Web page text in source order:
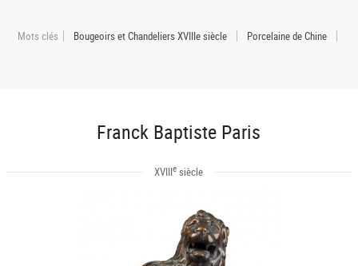
Mots clés Bougeoirs et Chandeliers XVIIIe siècle Porcelaine de Chine
Franck Baptiste Paris
XVIIIe siècle